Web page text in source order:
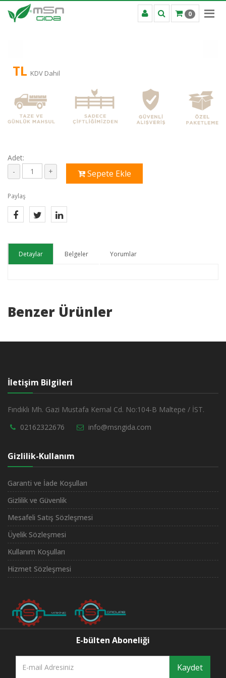
0
TL KDV Dahil
Adet:
Sepete Ekle
Paylaş
Detaylar Belgeler Yorumlar
Benzer Ürünler
İletişim Bilgileri
Fındıklı Mh. Gazi Mustafa Kemal Cd. No:104-B Maltepe / İST.
02162322676
info@msngida.com
Gizlilik-Kullanım
Garanti ve İade Koşulları
Gizlilik ve Güvenlik
Mesafeli Satış Sözleşmesi
Üyelik Sözleşmesi
Kullanım Koşulları
Hizmet Sözleşmesi
E-bülten Aboneliği
Kaydet